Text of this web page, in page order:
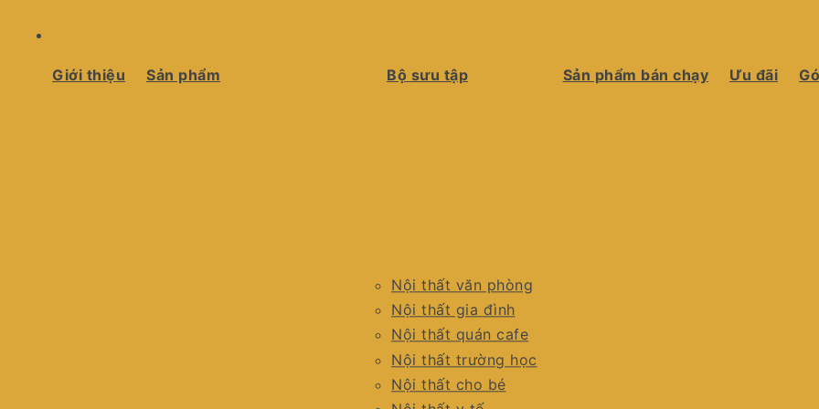
Giới thiệu Sản phẩm Bộ sưu tập
Nội thất văn phòng
Nội thất gia đình
Nội thất quán cafe
Nội thất trường học
Nội thất cho bé
Sản phẩm bán chạy Ưu đãi